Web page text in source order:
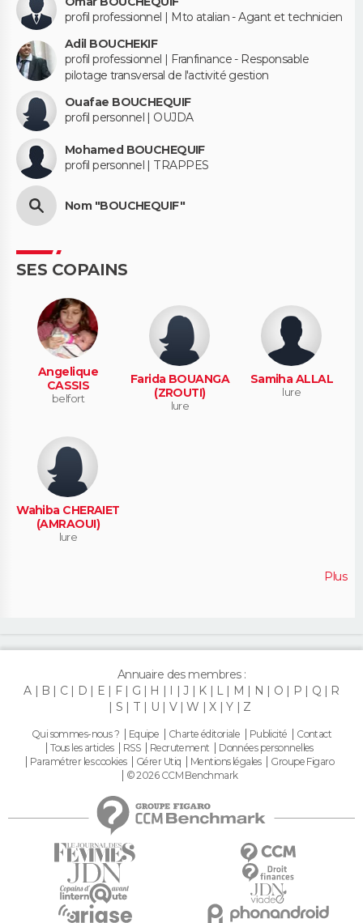
profil professionnel | Mto atalian - Agant et technicien
Adil BOUCHEKIF
profil professionnel | Franfinance - Responsable
pilotage transversal de l'activité gestion
Ouafae BOUCHEQUIF
profil personnel | OUJDA
Mohamed BOUCHEQUIF
profil personnel | TRAPPES
Nom "BOUCHEQUIF"
SES COPAINS
Angelique
CASSIS
belfort
Farida BOUANGA
(ZROUTI)
lure
Samiha ALLAL
lure
Wahiba CHERAIET
(AMRAOUI)
lure
Plus
Annuaire des membres :
A
B C D E F G H I J K L M N O P Q
R
S
T U V W X Y Z
Qui sommes-nous ? Equipe Charte éditoriale Publicité
Contact
Tous les articles
RSS Recrutement
Données personnelles
Paramétrer les cookies
Gérer Utiq Mentions légales
Groupe Figaro
© 2026 CCM Benchmark